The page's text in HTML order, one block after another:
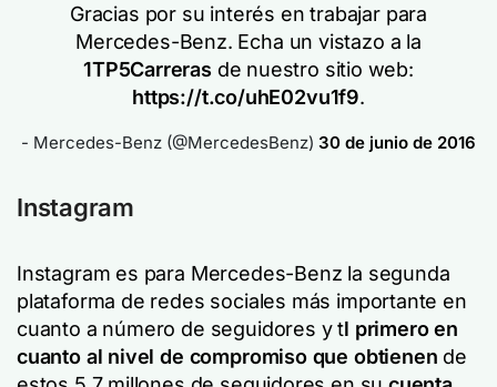
Gracias por su interés en trabajar para
Mercedes-Benz. Echa un vistazo a la
1TP5Carreras de nuestro sitio web:
https://t.co/uhE02vu1f9.
- Mercedes-Benz (@MercedesBenz) 30 de junio de 2016
Instagram
Instagram es para Mercedes-Benz la segunda
plataforma de redes sociales más importante en
cuanto a número de seguidores y tl primero en
cuanto al nivel de compromiso que obtienen de